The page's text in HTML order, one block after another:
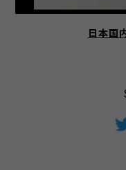
日本国